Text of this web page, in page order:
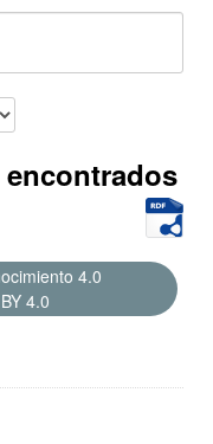
4.0
4.0